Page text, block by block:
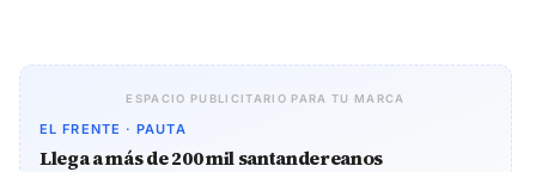
ESPACIO PUBLICITARIO PARA TU MARCA
EL FRENTE · PAUTA
Llega a más de 200 mil santandereanos